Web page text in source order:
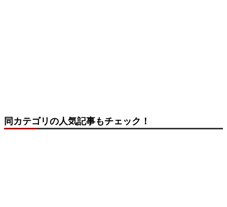
同カテゴリの人気記事もチェック！